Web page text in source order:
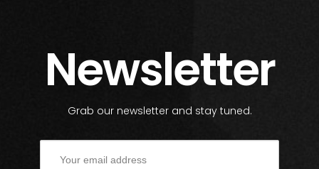
Newsletter
Grab our newsletter and stay tuned.